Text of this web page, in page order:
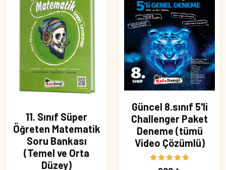
11. Sınıf Süper
Öğreten Matematik
Soru Bankası
(Temel ve Orta
Düzey)
Güncel 8.sınıf 5'li
Challenger Paket
Deneme (tümü
Video Çözümlü)